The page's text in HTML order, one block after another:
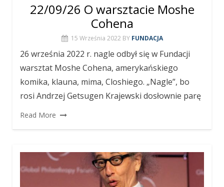
22/09/26 O warsztacie Moshe
Cohena
15 Września 2022 BY FUNDACJA
26 września 2022 r. nagle odbył się w Fundacji
warsztat Moshe Cohena, amerykańskiego
komika, klauna, mima, Closhiego. „Nagle”, bo
rosi Andrzej Getsugen Krajewski dosłownie parę
Read More